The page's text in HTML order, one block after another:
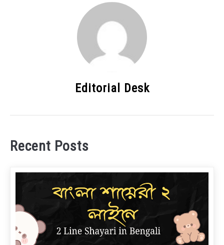
Editorial Desk
Recent Posts